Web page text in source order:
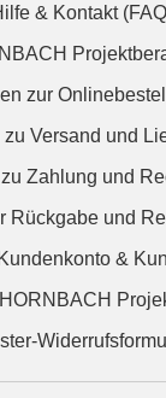
& Kontakt
zur
zu Versand und
Zahlung und
Rückgabe und
&